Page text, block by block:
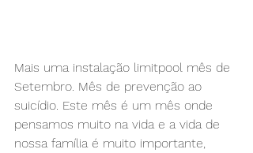
Mais uma instalação limitpool mês de
Setembro. Mês de prevenção ao
suicídio. Este mês é um mês onde
pensamos muito na vida e a vida de
nossa família é muito importante,